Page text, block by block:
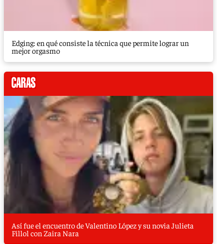
Edging: en qué consiste la técnica que permite lograr un
mejor orgasmo
Así fue el encuentro de Valentino López y su novia Julieta
Fillol con Zaira Nara